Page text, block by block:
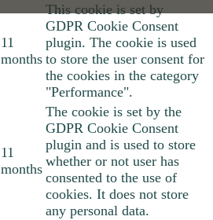
11
months
This cookie is set by
GDPR Cookie Consent
plugin. The cookie is used
to store the user consent for
the cookies in the category
"Performance".
11
months
The cookie is set by the
GDPR Cookie Consent
plugin and is used to store
whether or not user has
consented to the use of
cookies. It does not store
any personal data.